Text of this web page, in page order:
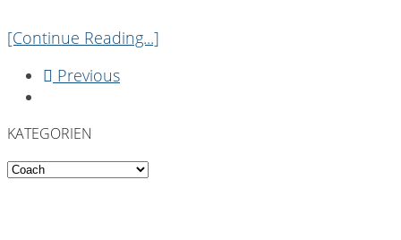
[Continue Reading...]
Previous
KATEGORIEN
Kategorien